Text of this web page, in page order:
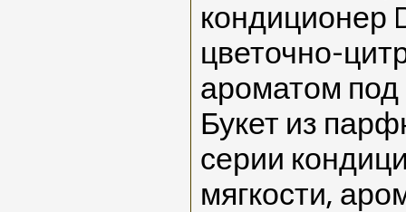
кондиционер
цветочно-
ароматом
Букет из
серии
мягкости,